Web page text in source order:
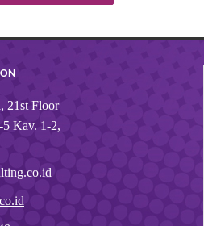
21st Floor
Kav. 1-2,